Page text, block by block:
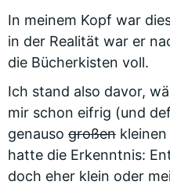
In meinem Kopf war
in der Realität war er
die Bücherkisten voll.
Ich stand also davor,
mir schon eifrig (und
genauso großen
hatte die Erkenntnis:
doch eher klein oder